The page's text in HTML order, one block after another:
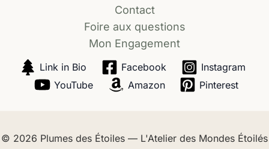
Contact
Foire aux questions
Mon Engagement
Link in Bio Facebook
Instagram
YouTube
Amazon Pinterest
© 2026 Plumes des Étoiles — L'Atelier des Mondes Étoilés